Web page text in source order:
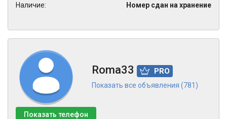
Наличие: Номер сдан на хранение
Roma33 PRO
Показать все объявления (781)
Показать телефон